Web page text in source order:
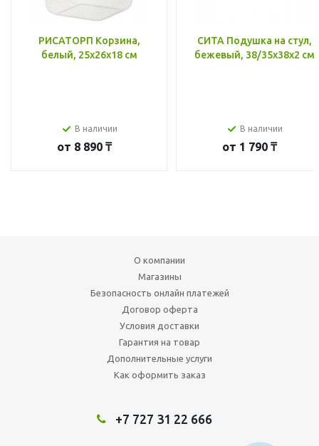
РИСАТОРП Корзина,
белый, 25x26x18 см
В наличии
от 8 890 ₸
СИТА Подушка на стул,
бежевый, 38/35x38x2 см
В наличии
от 1 790 ₸
О компании
Магазины
Безопасность онлайн платежей
Договор оферта
Условия доставки
Гарантия на товар
Дополнительные услуги
Как оформить заказ
+7 727 31 22 666